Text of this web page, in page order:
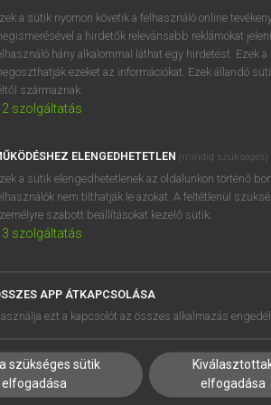
BELÉPÉS
SÚGÓ
RÓLUNK
SÜTI BEÁLLÍTÁSOK
a sütik nyomon követik a felhasználó online
a hirdetők relevánsabb reklámokat
hány alkalommal láthat egy hirdetést. Ezek
ezeket az információkat. Ezek állandó
származnak.
2 szolgáltatás
ELENGEDHETETLEN (mindig szükséges)
a sütik elengedhetetlenek az oldalunkon történő
nem tilthatják le azokat. A feltétlenül
szabott beállításokat kezelő sütik.
3 szolgáltatás
APP ÁTKAPCSOLÁSA
ezt a kapcsolót az összes alkalmazás
szükséges sütik
elfogadása
elfogadása